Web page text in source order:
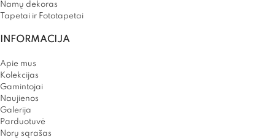
Namų dekoras
Tapetai ir Fototapetai
INFORMACIJA
Apie mus
Kolekcijas
Gamintojai
Naujienos
Galerija
Parduotuvė
Norų sąrašas